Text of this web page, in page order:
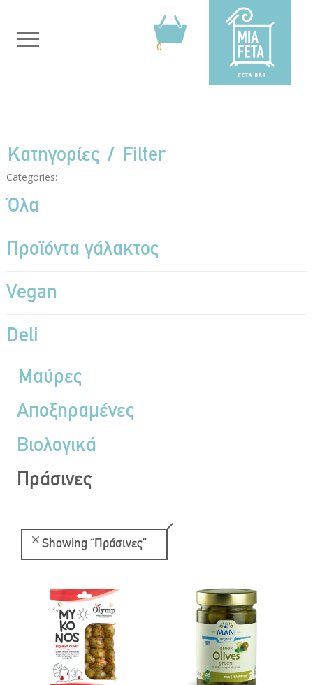
0
Κατηγορίες Filter
Categories:
Όλα
Προϊόντα γάλακτος
Vegan
Deli
Μαύρες
Αποξηραμένες
Βιολογικά
Πράσινες
Showing “Πράσινες”